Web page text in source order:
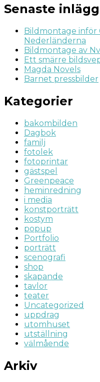
Senaste
Bildmontage inför
Nederländerna
Bildmontage av
Ett smärre
Magda Novels
Barnet pressbilder
Kategorier
bakombilden
Dagbok
familj
fotolek
fotoprintar
gästspel
Greenpeace
heminredning
i media
konstporträtt
kostym
popup
Portfolio
porträtt
scenografi
shop
skapande
tavlor
teater
Uncategorized
uppdrag
utomhuset
utställning
välmående
Arkiv